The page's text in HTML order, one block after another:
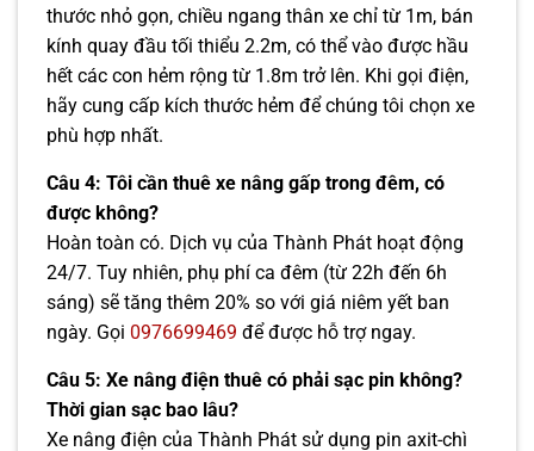
thước nhỏ gọn, chiều ngang thân xe chỉ từ 1m, bán
kính quay đầu tối thiểu 2.2m, có thể vào được hầu
hết các con hẻm rộng từ 1.8m trở lên. Khi gọi điện,
hãy cung cấp kích thước hẻm để chúng tôi chọn xe
phù hợp nhất.
Câu 4: Tôi cần thuê xe nâng gấp trong đêm, có
được không?
Hoàn toàn có. Dịch vụ của Thành Phát hoạt động
24/7. Tuy nhiên, phụ phí ca đêm (từ 22h đến 6h
sáng) sẽ tăng thêm 20% so với giá niêm yết ban
ngày. Gọi 0976699469 để được hỗ trợ ngay.
Câu 5: Xe nâng điện thuê có phải sạc pin không?
Thời gian sạc bao lâu?
Xe nâng điện của Thành Phát sử dụng pin axit-chì